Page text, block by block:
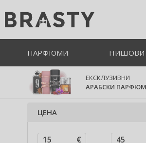
ПАРФЮМИ
ЕКСКЛУЗИВНИ
АРАБСКИ
ЦЕНА